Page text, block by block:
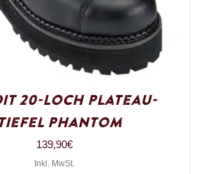
20-Loch Plateau-
Phantom
139,90€
Inkl. MwSt.